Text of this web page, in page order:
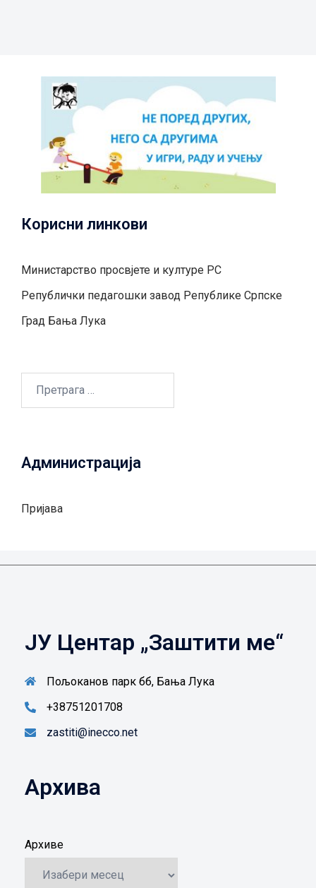
Корисни линкови
Министарство просвјете и културе РС
Републички педагошки завод Републике Српске
Град Бањa Лукa
Администрација
Пријава
ЈУ Центар „Заштити ме“
Пољоканов парк бб, Бања Лука
+38751201708
zastiti@inecco.net
Архива
Архиве